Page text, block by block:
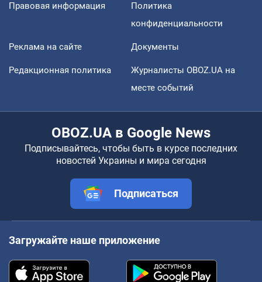
Правовая информация
Политика
конфиденциальности
Реклама на сайте Документы
Редакционная политика
Журналисты OBOZ.UA на
месте событий
OBOZ.UA в Google News
Подписывайтесь, чтобы быть в курсе последних
новостей Украины и мира сегодня
Подписаться
Загружайте наше приложение